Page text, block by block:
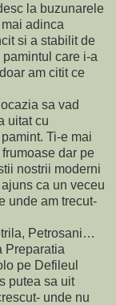
la buzunarele
adinca
si a stabilit de
care i-a
am citit ce
sa vad
uitat cu
Ti-e mai
dar pe
nostrii moderni
ca un veceu
unde am trecut-
Petrosani…
Preparatia
pe Defileul
putea sa uit
unde nu